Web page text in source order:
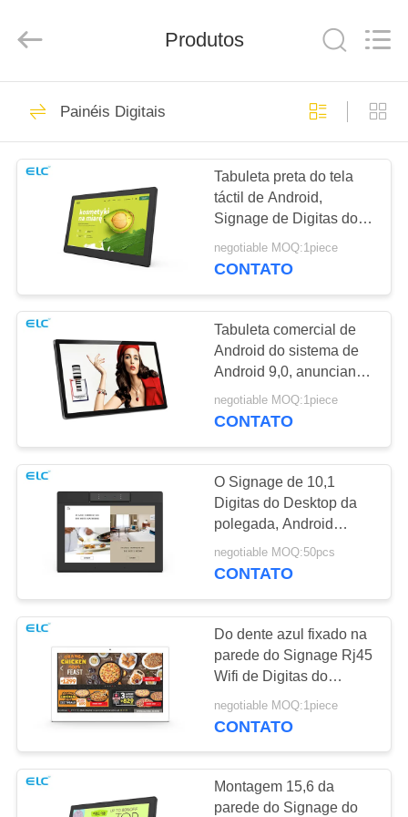
CASA
PRODUTOS
SOBRE
EXCURSÃO
DA
FÁBRICA
CONTROLE
DA
QUALIDADE
CONTACTE-
NOS
PEÇA
UMAS
CITAÇÕES
POLÍTICA
Ltd..
Painéis Digitais
246
Soluções de
Exibição para
Restaurantes
28
Televisão inteligente
Sinalização de tela
sensível ao toque
Produtos
Painéis Digitais
Tabuleta preta do tela
táctil de Android,
Signage de Digitas do
PC da tabuleta da
montagem da parede
negotiable MOQ:1piece
CONTATO
Tabuleta comercial de
Android do sistema de
Android 9,0, anunciando
o Signage de Digitas
negotiable MOQ:1piece
CONTATO
O Signage de 10,1
Digitas do Desktop da
polegada, Android
baseou o Signage de
Digitas para a recepção
negotiable MOQ:50pcs
CONTATO
Do dente azul fixado na
parede do Signage Rj45
Wifi de Digitas do
contraste alto multi
língua
negotiable MOQ:1piece
CONTATO
Montagem 15,6 da
parede do Signage do